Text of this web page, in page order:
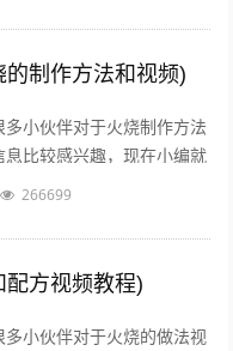
制作方法和视频)
多小伙伴对于火烧制作方法
息比较感兴趣，现在小编就
子火烧的制作方法和视频相
266699
方视频教程)
多小伙伴对于火烧的做法视